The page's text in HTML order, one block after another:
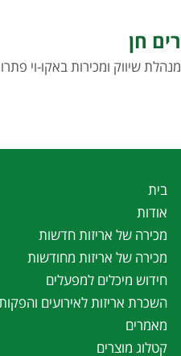
רים חן
מנהלת שיווק ומכירות באקו-וי
בית
אודות
מכירה של אריזות חדשות
מכירה של אריזות מחודשות
חידוש מיכלים למפעלים
השכרת אריזות לאירועים והפקות
מאמרים
קטלוג מוצרים